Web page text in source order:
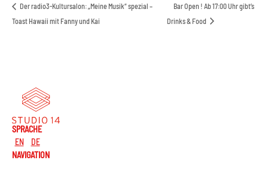
Der radio3-Kultursalon: „Meine Musik“ spezial –
Toast Hawaii mit Fanny und Kai
Bar Open ! Ab 17:00 Uhr gibt’s
Drinks & Food
SPRACHE
EN
DE
NAVIGATION